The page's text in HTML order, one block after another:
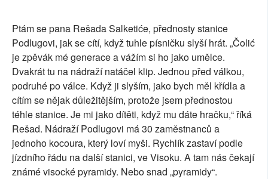
Ptám se pana Rešada Salketiće, přednosty stanice
Podlugovi, jak se cítí, když tuhle písničku slyší hrát. „Čolić
je zpěvák mé generace a vážím si ho jako umělce.
Dvakrát tu na nádraží natáčel klip. Jednou před válkou,
podruhé po válce. Když ji slyším, jako bych měl křídla a
cítím se nějak důležitějším, protože jsem přednostou
téhle stanice. Je mi jako dítěti, když mu dáte hračku,“ říká
Rešad. Nádraží Podlugovi má 30 zaměstnanců a
jednoho kocoura, který loví myši. Rychlík zastaví podle
jízdního řádu na další stanici, ve Visoku. A tam nás čekají
známé visocké pyramidy. Nebo snad „pyramidy“.